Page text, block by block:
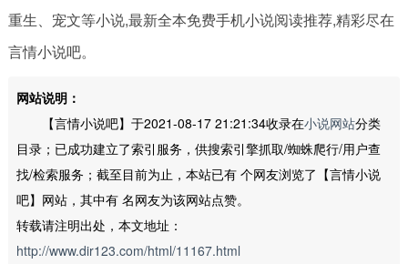
重生、宠文等小说,最新全本免费手机小说阅读推荐,精彩尽在
言情小说吧。
网站说明：
【言情小说吧】于2021-08-17 21:21:34收录在小说网站分类
目录；已成功建立了索引服务，供搜索引擎抓取/蜘蛛爬行/用户查
找/检索服务；截至目前为止，本站已有 个网友浏览了【言情小说
吧】网站，其中有 名网友为该网站点赞。
转载请注明出处，本文地址：
http://www.dir123.com/html/11167.html